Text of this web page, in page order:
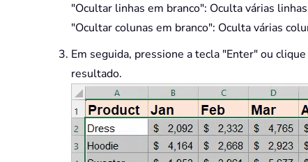
"Ocultar linhas em branco": Oculta várias
"Ocultar colunas em branco": Oculta várias
Em seguida, pressione a tecla "Enter" ou
resultado.